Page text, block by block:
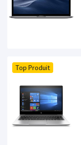
Top Produit